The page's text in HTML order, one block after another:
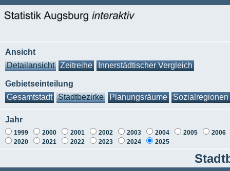
Ansicht
Detailansicht
Zeitreihe Innerstädtischer Vergleich
Gebietseinteilung
Gesamtstadt
Stadtbezirke Planungsräume Sozialregionen
Jahr
1999 2000 2001 2002 2003 2004 2005
2006
2020
2021 2022 2023 2024 2025